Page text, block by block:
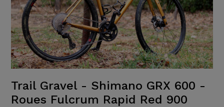
Trail Gravel - Shimano GRX 600 -
Roues Fulcrum Rapid Red 900